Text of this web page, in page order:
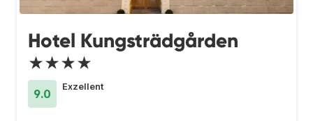
Hotel Kungsträdgården
★★★★
9.0
Exzellent